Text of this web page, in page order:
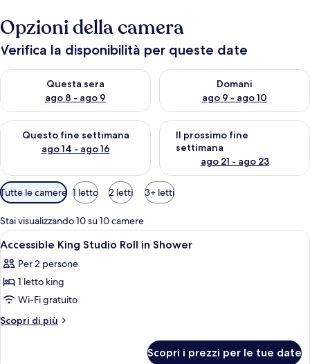
Opzioni della camera
Verifica la disponibilità per queste date
Questa sera
ago 8 - ago 9
Verifica la disponibilità per questa sera, ago 8 - ago 9
Domani
ago 9 - ago 10
Verifica la disponibilità per
Questo fine settimana
ago 14 - ago 16
Verifica la disponibilità per questo fine settimana, ago 14 -
Il prossimo fine
settimana
ago 21 - ago 23
Verifica la disponibilità per il
Filtri
disponibili
per
le
camere
Tutte le camere 1 letto 2 letti 3+ letti
Stai visualizzando 10 su 10 camere
Apri
tutte
le
foto
per
Accessible
Una camera d'albergo con un letto,
10
Accessible King Studio Roll in Shower
Per 2 persone
1 letto king
Wi-Fi gratuito
Scopri di più
Altri
Scopri i prezzi per le tue date